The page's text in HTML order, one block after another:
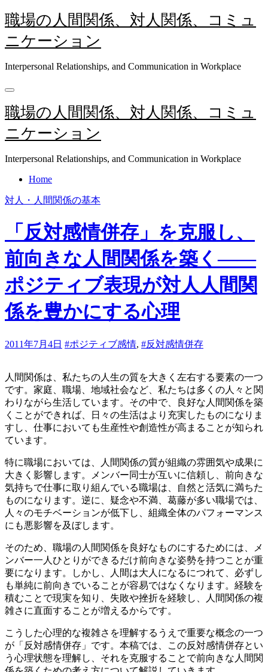
内
容
を
キ
プ
職場の人間関係、対人関係、コミュ
ニケーション
Interpersonal Relationships, and Communication in Workplace
職場の人間関係、対人関係、コミュ
ニケーション
Interpersonal Relationships, and Communication in Workplace
Home
対人・人間関係の基本
「反対感情併存」を克服し、
前向きな人間関係を築く――
ポジティブ表現が対人人間関
係を豊かにする心理
2011年7月4日 #ポジティブ感情, #反対感情併存
人間関係は、私たちの人生の質を大きく左右する要素の一つ
です。家庭、職場、地域社会など、私たちは多くの人々と関
わりながら生活しています。その中で、良好な人間関係を築
くことができれば、日々の生活はより充実したものになりま
すし、仕事においても生産性や創造性が高まることが知られ
ています。
特に職場においては、人間関係の質が組織の雰囲気や成果に
大きく影響します。メンバー同士が互いに信頼し、前向きな
気持ちで仕事に取り組んでいる職場は、自然と活気に満ちた
ものになります。逆に、疑念や不満、葛藤が多い職場では、
人々のモチベーションが低下し、組織全体のパフォーマンス
にも悪影響を及ぼします。
そのため、職場の人間関係を良好なものにするためには、メ
ンバー一人ひとりができるだけ前向きな姿勢を持つことが重
要になります。しかし、人間は大人になるにつれて、必ずし
も単純に前向きでいることが容易ではなくなります。経験を
積むことで現実を知り、失敗や挫折を経験し、人間関係の複
雑さに直面することが増えるからです。
こうした心理的な複雑さを理解するうえで重要な概念の一つ
が「反対感情併存」です。本稿では、この反対感情併存とい
う心理状態を理解し、それを克服することで前向きな人間関